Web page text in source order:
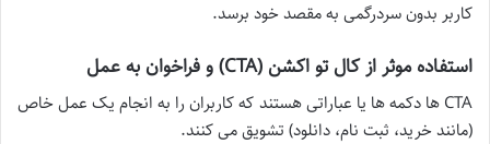
کاربر بدون سردرگمی به مقصد خود برسد.
استفاده موثر از کال تو اکشن (CTA) و فراخوان به عمل
CTA ها دکمه ها یا عباراتی هستند که کاربران را به انجام یک عمل خاص
(مانند خرید، ثبت نام، دانلود) تشویق می کنند.